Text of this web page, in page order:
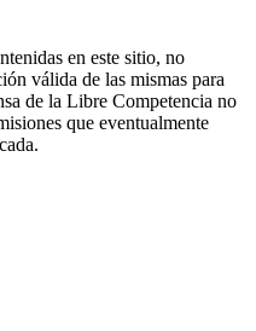
en este sitio, no
válida de las mismas para
de la Libre Competencia no
que eventualmente